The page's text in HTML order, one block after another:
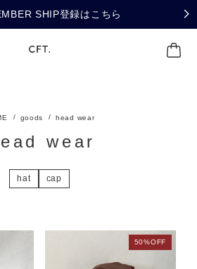
SHIP登録はこちら
goods head wear
wear
hat cap
50%OFF